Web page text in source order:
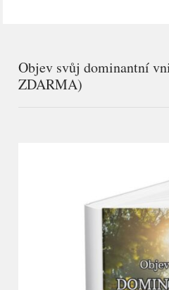
Objev svůj dominantní
ZDARMA)